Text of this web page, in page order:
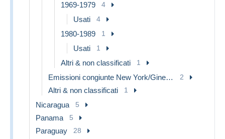
1969-1979 4
Usati 4
1980-1989 1
Usati 1
Altri & non classificati 1
Emissioni congiunte New York/Ginevra/Vienna 2
Altri & non classificati 1
Nicaragua 5
Panama 5
Paraguay 28